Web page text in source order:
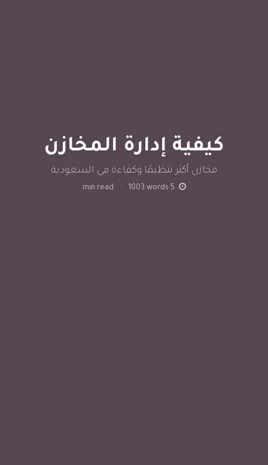
كيفية إدارة المخازن
مخازن أكثر تنظيمًا وكفاءة في السعودية
5
min read · 1003 words